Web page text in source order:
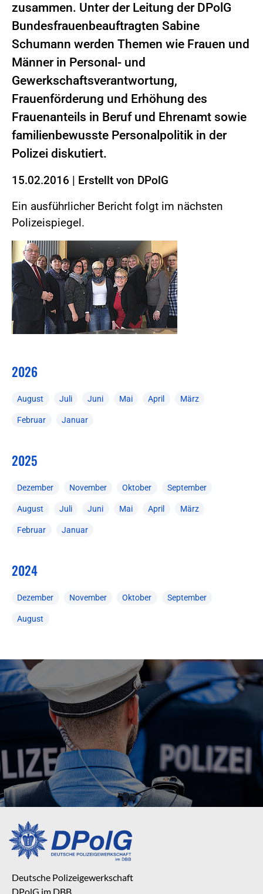
zusammen. Unter der Leitung der DPolG
Bundesfrauenbeauftragten Sabine
Schumann werden Themen wie Frauen und
Männer in Personal- und
Gewerkschaftsverantwortung,
Frauenförderung und Erhöhung des
Frauenanteils in Beruf und Ehrenamt sowie
familienbewusste Personalpolitik in der
Polizei diskutiert.
15.02.2016 | Erstellt von DPolG
Ein ausführlicher Bericht folgt im nächsten
Polizeispiegel.
2026
August Juli Juni Mai April März
Februar Januar
2025
Dezember November Oktober September
August Juli Juni Mai April März
Februar Januar
2024
Dezember November Oktober September
August
Deutsche Polizeigewerkschaft
DPolG im DBB